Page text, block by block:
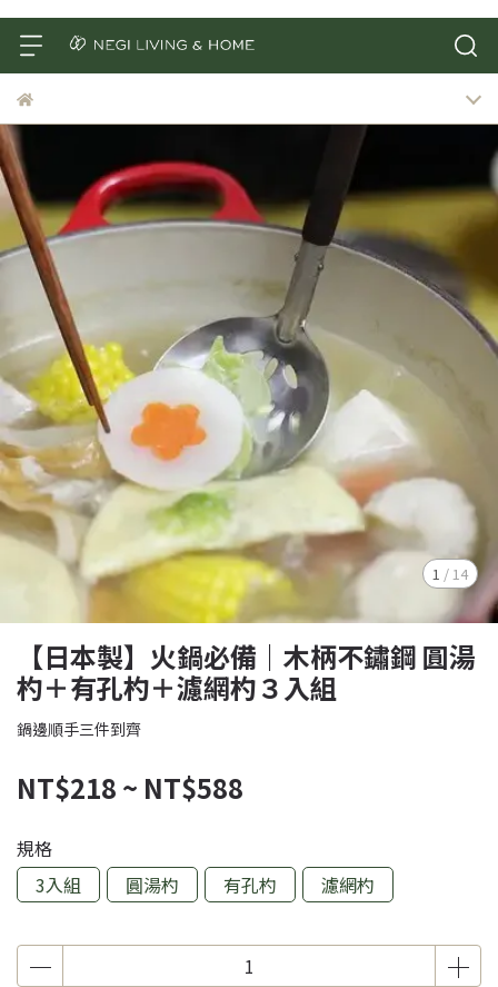
1 / 14
【日本製】火鍋必備｜木柄不鏽鋼 圓湯
杓＋有孔杓＋濾網杓３入組
鍋邊順手三件到齊
NT$218 ~ NT$588
規格
3入組
圓湯杓 有孔杓 濾網杓